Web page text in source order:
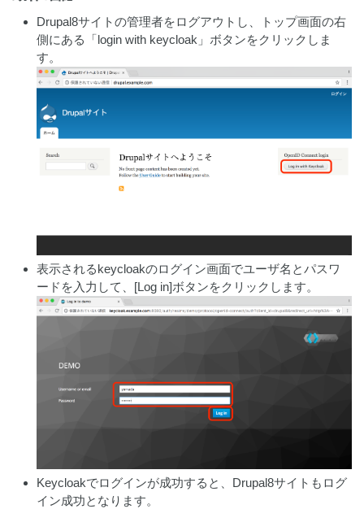
Drupal8サイトの管理者をログアウトし、トップ画面の右
側にある「login with keycloak」ボタンをクリックしま
す。
表示されるkeycloakのログイン画面でユーザ名とパスワ
ードを入力して、[Log in]ボタンをクリックします。
Keycloakでログインが成功すると、Drupal8サイトもログ
イン成功となります。